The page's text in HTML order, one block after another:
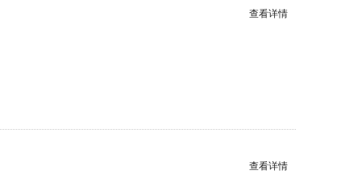
查看详情
查看详情